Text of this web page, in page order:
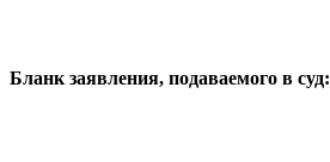
Бланк заявления, подаваемого в суд: